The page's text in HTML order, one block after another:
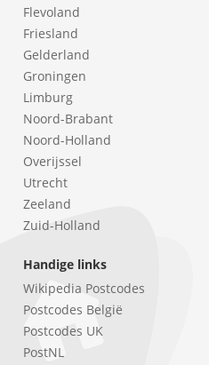
Flevoland
Friesland
Gelderland
Groningen
Limburg
Noord-Brabant
Noord-Holland
Overijssel
Utrecht
Zeeland
Zuid-Holland
Handige links
Wikipedia Postcodes
Postcodes België
Postcodes UK
PostNL